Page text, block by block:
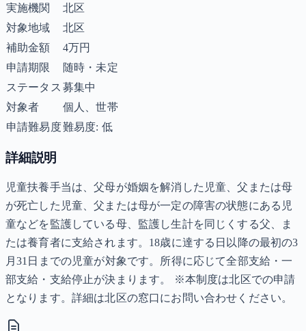
実施機関
北区
対象地域
北区
補助金額
4万円
申請期限
随時・未定
ステータス 募集中
対象者
個人、世帯
申請難易度難易度: 低
詳細説明
児童扶養手当は、父母が婚姻を解消した児童、父または母
が死亡した児童、父または母が一定の障害の状態にある児
童などを監護している母、監護し生計を同じくする父、ま
たは養育者に支給されます。18歳に達する日以降の最初の3
月31日までの児童が対象です。所得に応じて全部支給・一
部支給・支給停止が決まります。 ※本制度は北区での申請
となります。詳細は北区の窓口にお問い合わせください。